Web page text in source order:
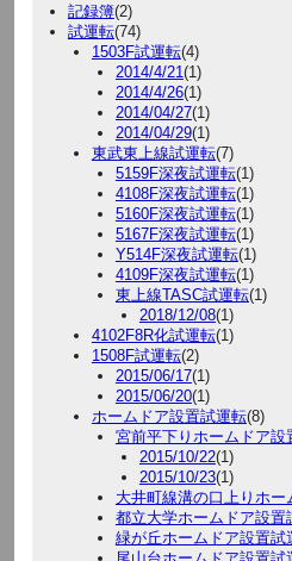
記録簿(2)
試運転(74)
1503F試運転(4)
2014/4/21(1)
2014/4/26(1)
2014/04/27(1)
2014/04/29(1)
東武東上線試運転(7)
5159F深夜試運転(1)
4108F深夜試運転(1)
5160F深夜試運転(1)
5167F深夜試運転(1)
Y514F深夜試運転(1)
4109F深夜試運転(1)
東上線TASC試運転(1)
2018/12/08(1)
4102F8R化試運転(1)
1508F試運転(2)
2015/06/17(1)
2015/06/20(1)
ホームドア設置試運転(8)
宮前平下りホームドア設
2015/10/22(1)
2015/10/23(1)
大井町線溝の口上りホー
都立大学ホームドア設置
緑が丘ホームドア設置試